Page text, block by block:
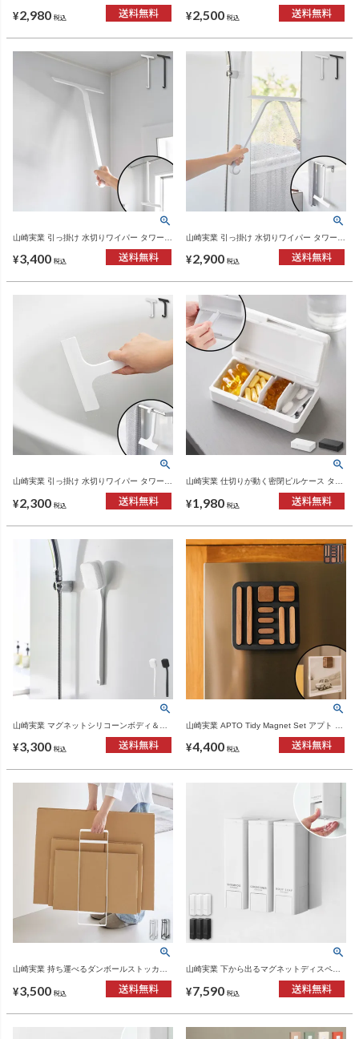
シリーズ
¥2,980 税込
シリーズ
¥2,500 税込
山崎実業 引っ掛け 水切りワイパー タワー L
¥3,400 税込
山崎実業 引っ掛け 水切りワイパー タワー M
¥2,900 税込
山崎実業 引っ掛け 水切りワイパー タワー S
¥2,300 税込
山崎実業 仕切りが動く密閉ピルケース タワ
¥1,980 税込
山崎実業 マグネットシリコーンボディ＆フ
ズ・タワーシリーズ
¥3,300 税込
山崎実業 APTO Tidy Magnet Set アプト マ
リーズ
¥4,400 税込
山崎実業 持ち運べるダンボールストッカー
ーシリーズ
¥3,500 税込
山崎実業 下から出るマグネットディスペン
タワーシリーズ
¥7,590 税込